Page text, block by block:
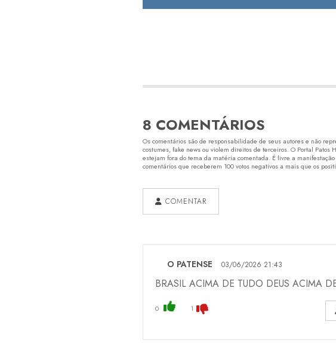
8 COMENTÁRIOS
Os comentários são de responsabilidade de seus autores e não
costumes, fake news ou violem direitos de terceiros. O Portal
estejam fora do tema da matéria comentada. É livre a
comentários que receberem 100 votos negativos a mais que os
COMENTAR
O PATENSE 03/06/2026 21:43
BRASIL ACIMA DE TUDO DEUS ACIMA
0 1